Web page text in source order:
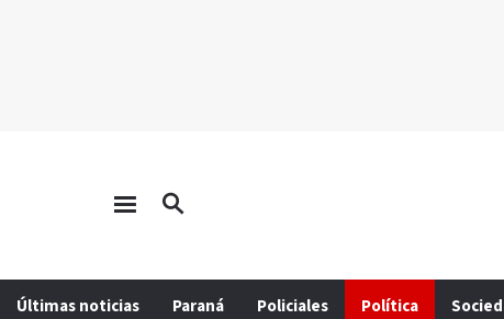
Últimas noticias Paraná Policiales Política